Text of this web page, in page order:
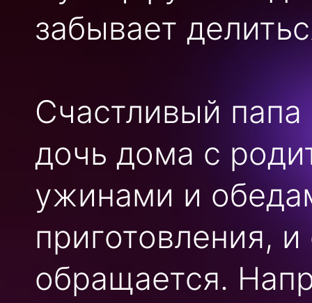
забывает
Счастливый папа
дочь дома с
ужинами и
приготовления,
обращается.